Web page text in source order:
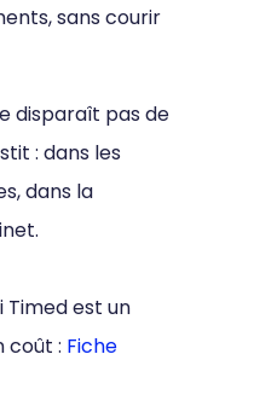
sans courir
disparaît pas de
: dans les
dans la
est un
coût : Fiche